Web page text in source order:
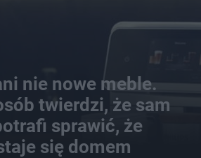
nie nowe meble.
twierdzi, że sam
sprawić, że
się domem